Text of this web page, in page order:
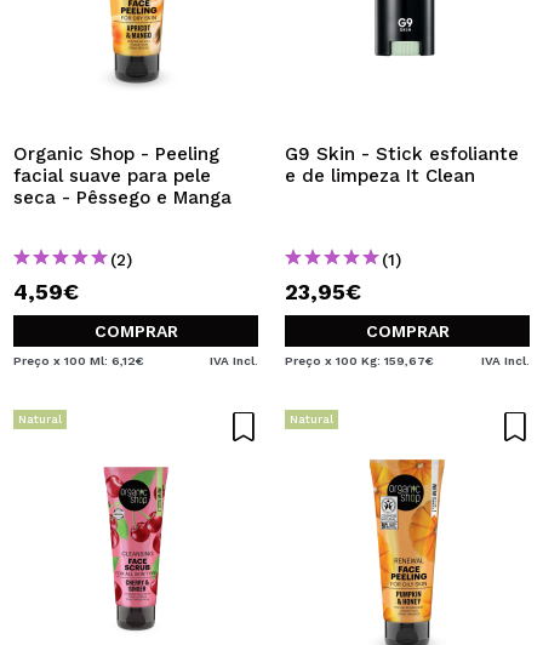
Organic Shop - Peeling
facial suave para pele
seca - Pêssego e Manga
(2)
4,59€
COMPRAR
Preço x 100 Ml: 6,12€ IVA Incl.
G9 Skin - Stick esfoliante
e de limpeza It Clean
(1)
23,95€
COMPRAR
Preço x 100 Kg: 159,67€ IVA Incl.
Natural Natural